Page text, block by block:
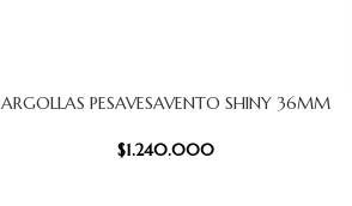
AÑADIR AL CARRITO
ARGOLLAS PESAVESAVENTO SHINY 36MM
$1.240.000